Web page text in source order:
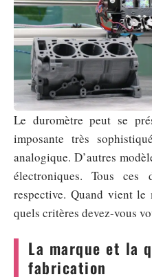
Le duromètre peut se
imposante très
analogique. D’autres
électroniques. Tous
respective. Quand vient
quels critères devez-vous
La marque et la
fabrication